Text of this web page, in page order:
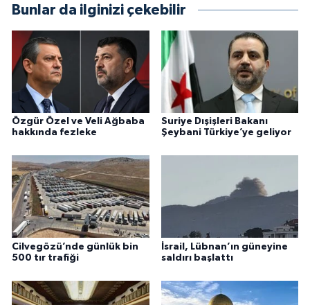
Bunlar da ilginizi çekebilir
Özgür Özel ve Veli Ağbaba
hakkında fezleke
Suriye Dışişleri Bakanı
Şeybani Türkiye’ye geliyor
Cilvegözü’nde günlük bin
500 tır trafiği
İsrail, Lübnan’ın güneyine
saldırı başlattı